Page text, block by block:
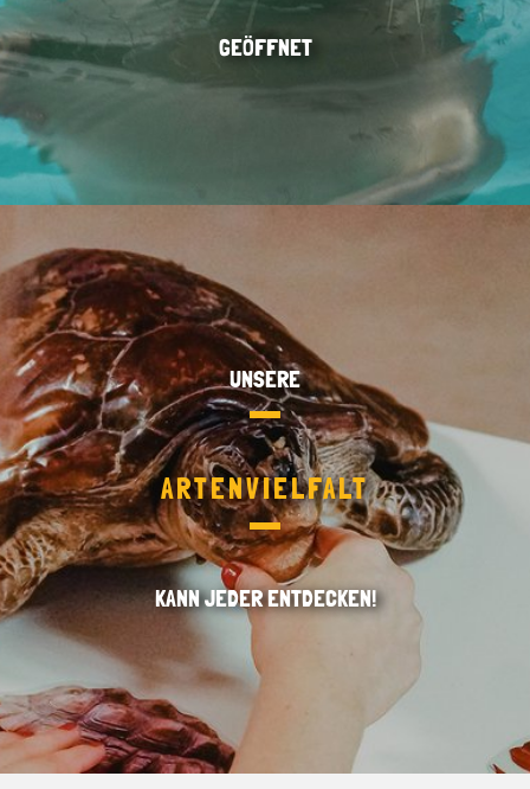
GEÖFFNET
UNSERE
ARTENVIELFALT
KANN JEDER ENTDECKEN!